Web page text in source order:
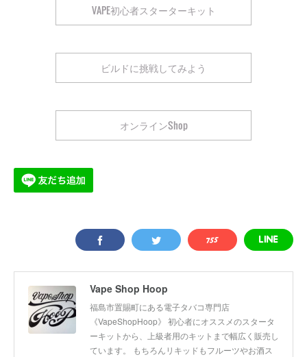
VAPE初心者スターターキット
ビルドに挑戦してみよう
オンラインShop
Vape Shop Hoop
福島市置賜町にある電子タバコ専門店
《VapeShopHoop》 初心者にオススメのスタータ
ーキットから、上級者用のキットまで幅広く販売し
ています。 もちろんリキッドもフルーツやお酒ス